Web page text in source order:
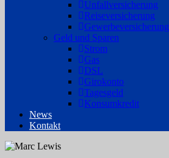
Unfallversicherung
Reiseversicherung
Gewerbeversicherung
Geld und Sparen
Strom
Gas
DSL
Girokonto
Tagesgeld
Konsumkredit
News
Kontakt